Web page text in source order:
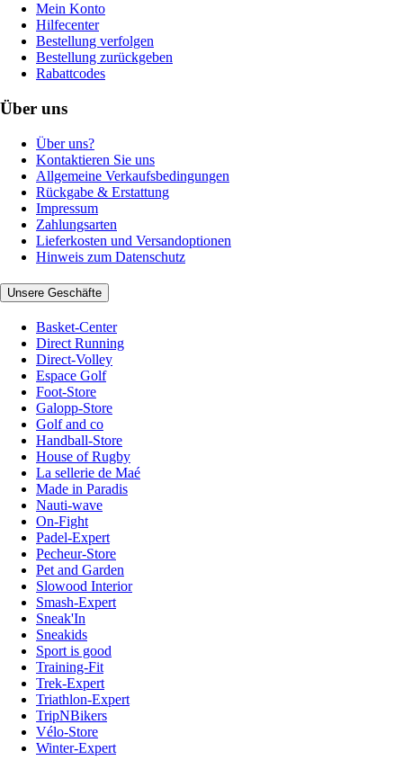
Mein Konto
Hilfecenter
Bestellung verfolgen
Bestellung zurückgeben
Rabattcodes
Über uns
Über uns?
Kontaktieren Sie uns
Allgemeine Verkaufsbedingungen
Rückgabe & Erstattung
Impressum
Zahlungsarten
Lieferkosten und Versandoptionen
Hinweis zum Datenschutz
Unsere Geschäfte
Basket-Center
Direct Running
Direct-Volley
Espace Golf
Foot-Store
Galopp-Store
Golf and co
Handball-Store
House of Rugby
La sellerie de Maé
Made in Paradis
Nauti-wave
On-Fight
Padel-Expert
Pecheur-Store
Pet and Garden
Slowood Interior
Smash-Expert
Sneak'In
Sneakids
Sport is good
Training-Fit
Trek-Expert
Triathlon-Expert
TripNBikers
Vélo-Store
Winter-Expert